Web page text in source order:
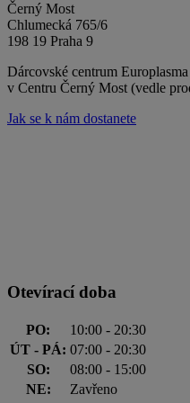
Černý Most
Chlumecká 765/6
198 19 Praha 9
Dárcovské centrum
v Centru Černý Most (vedle
Jak se k nám dostanete
Otevírací doba
PO:
10:00 - 20:30
ÚT - PÁ: 07:00 - 20:30
SO:
08:00 - 15:00
NE:
Zavřeno